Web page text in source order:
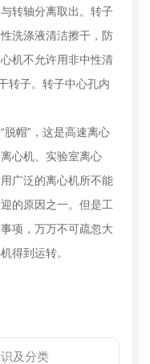
转轴分离取出。转子
洗涤液清洁擦干，防
机不允许用非中性清
转子。转子中心孔内
帽”，这是高速离心
心机、实验室离心
广泛的离心机所不能
的原因之一。但是工
项，万万不可疏忽大
得到运转。
及分类